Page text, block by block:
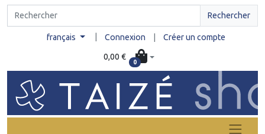
Rechercher
français Connexion Créer un compte
0,00 €
0